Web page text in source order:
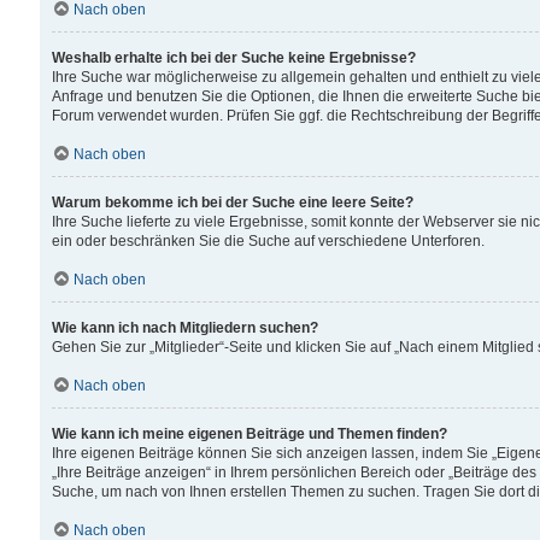
Nach oben
Weshalb erhalte ich bei der Suche keine Ergebnisse?
Ihre Suche war möglicherweise zu allgemein gehalten und enthielt zu
Anfrage und benutzen Sie die Optionen, die Ihnen die erweiterte Suche
Forum verwendet wurden. Prüfen Sie ggf. die Rechtschreibung der
Nach oben
Warum bekomme ich bei der Suche eine leere Seite?
Ihre Suche lieferte zu viele Ergebnisse, somit konnte der Webserver sie
ein oder beschränken Sie die Suche auf verschiedene Unterforen.
Nach oben
Wie kann ich nach Mitgliedern suchen?
Gehen Sie zur „Mitglieder“-Seite und klicken Sie auf „Nach einem Mitglied
Nach oben
Wie kann ich meine eigenen Beiträge und Themen finden?
Ihre eigenen Beiträge können Sie sich anzeigen lassen, indem Sie
„Ihre Beiträge anzeigen“ in Ihrem persönlichen Bereich oder „Beiträge
Suche, um nach von Ihnen erstellen Themen zu suchen. Tragen Sie dort
Nach oben